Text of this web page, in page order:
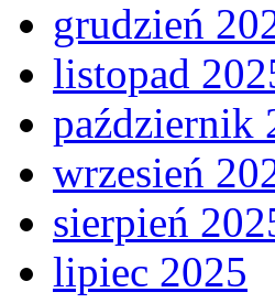
grudzień
listopad
październik
wrzesień
sierpień
lipiec 2025